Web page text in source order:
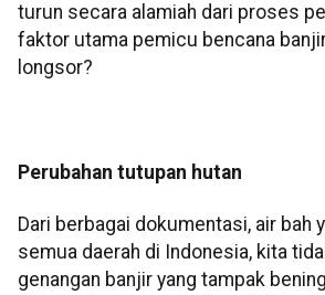
turun secara alamiah dari proses
faktor utama pemicu bencana
longsor?
Perubahan tutupan hutan
Dari berbagai dokumentasi, air bah
semua daerah di Indonesia, kita
genangan banjir yang tampak